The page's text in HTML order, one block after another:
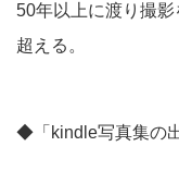
50年以上に渡り撮
超える。
◆「kindle写真集の出